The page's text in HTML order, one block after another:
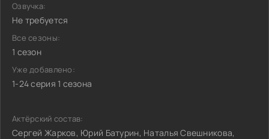
Озвучка:
Не требуется
Все сезоны:
1 сезон
Уже добавлено:
1-24 серия 1 сезона
Актёрский состав:
Сергей Жарков, Юрий Батурин, Наталья Свешникова,